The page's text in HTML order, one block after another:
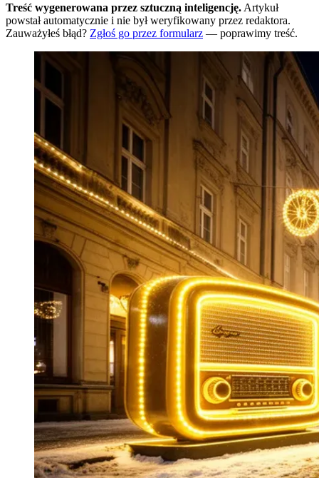
Treść wygenerowana przez sztuczną inteligencję. Artykuł
powstał automatycznie i nie był weryfikowany przez redaktora.
Zauważyłeś błąd? Zgłoś go przez formularz — poprawimy treść.